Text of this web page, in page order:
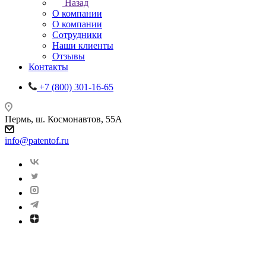
Назад
О компании
О компании
Сотрудники
Наши клиенты
Отзывы
Контакты
+7 (800) 301-16-65
Пермь, ш. Космонавтов, 55А
info@patentof.ru